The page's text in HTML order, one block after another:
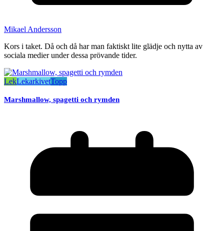
Mikael Andersson
Kors i taket. Då och då har man faktiskt lite glädje och nytta av
sociala medier under dessa prövande tider.
LekLekarkivetTopp
Marshmallow, spagetti och rymden